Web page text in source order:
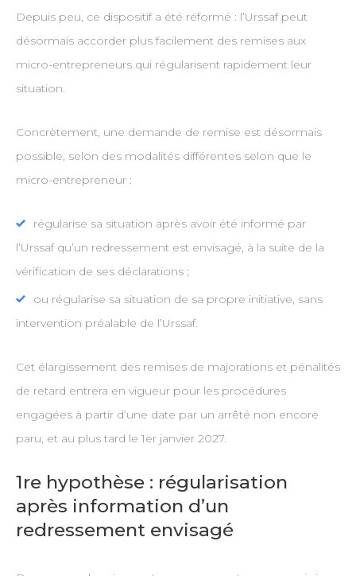
Depuis peu, ce dispositif a été réformé : l’Urssaf peut
désormais accorder plus facilement des remises aux
micro-entrepreneurs qui régularisent rapidement leur
situation.
Concrètement, une demande de remise est désormais
possible, selon des modalités différentes selon que le
micro-entrepreneur :
régularise sa situation après avoir été informé par
l’Urssaf qu’un redressement est envisagé, à la suite de la
vérification de ses déclarations ;
ou régularise sa situation de sa propre initiative, sans
intervention préalable de l’Urssaf.
Cet élargissement des remises de majorations et pénalités
de retard entrera en vigueur pour les procédures
engagées à partir d’une date par un arrêté non encore
paru, et au plus tard le 1er janvier 2027.
1re hypothèse : régularisation
après information d’un
redressement envisagé